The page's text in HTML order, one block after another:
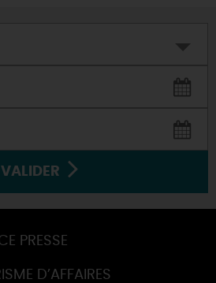
VALIDER
PRESSE
D’AFFAIRES